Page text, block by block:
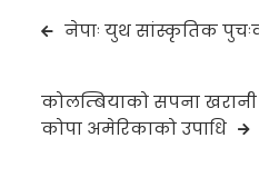
Post
navigation
नेपाः युथ सांस्कृतिक
कोलम्बियाको सपना खरानी
कोपा अमेरिकाको उपाधि